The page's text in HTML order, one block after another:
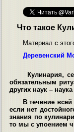
Что такое
Материал с
Деревенский
Кулинария,
обязательным
других наук –
В течение
если нет
знания по
то мы с упоением